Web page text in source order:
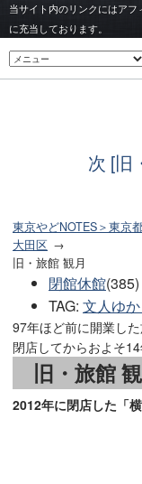
当サイト内のリンクにはア
に充当しております。
次 [旧
東京やどNOTES＞東京
大田区
旧・旅館 観月
閉館休館(385)
TAG: 文人ゆ
97年ほど前に開業した
閉店してからおよそ14
旧・旅館
2012年に閉店した「